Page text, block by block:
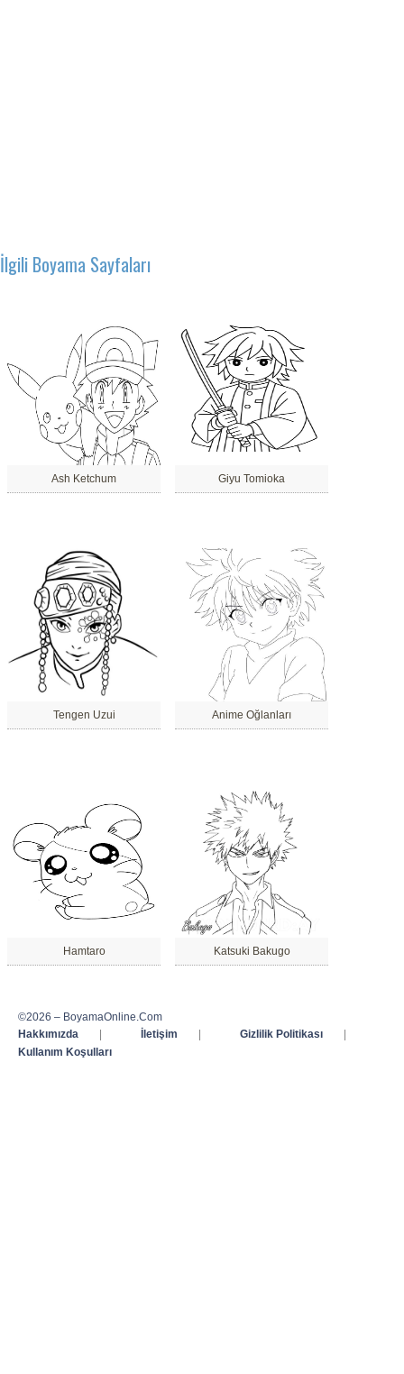
İlgili Boyama Sayfaları
Ash Ketchum Giyu Tomioka
Tengen Uzui Anime Oğlanları
Hamtaro Katsuki Bakugo
©2026 – BoyamaOnline.Com
Hakkımızda
İletişim Gizlilik Politikası
Kullanım Koşulları